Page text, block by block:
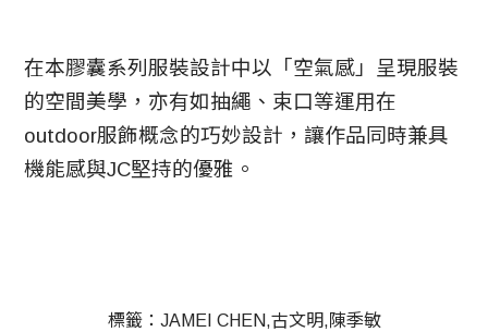
在本膠囊系列服裝設計中以「空氣感」呈現服裝
的空間美學，亦有如抽繩、束口等運用在
outdoor服飾概念的巧妙設計，讓作品同時兼具
機能感與JC堅持的優雅。
標籤： JAMEI CHEN 古文明 陳季敏